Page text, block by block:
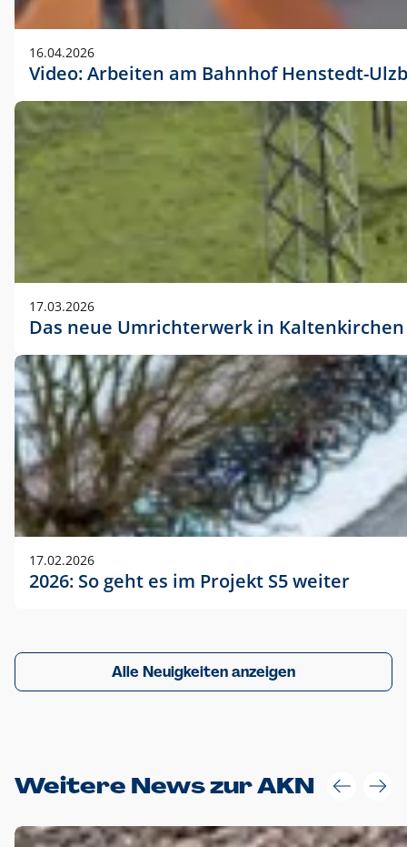
16.04.2026
Video: Arbeiten am Bahnhof Henstedt-
17.03.2026
Das neue Umrichterwerk in Kaltenkirchen
17.02.2026
2026: So geht es im Projekt S5 weiter
Alle Neuigkeiten anzeigen
Weitere News zur AKN